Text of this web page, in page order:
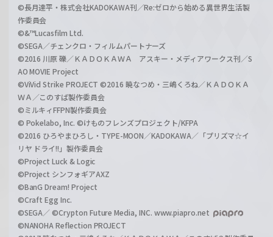
©長月達平・株式会社KADOKAWA刊／Re:ゼロから始める異世界生活製
作委員会
©&™Lucasfilm Ltd.
©SEGA／チェンクロ・フィルムパートナーズ
©2016 川原 礫／ＫＡＤＯＫＡＷＡ アスキー・メディアワークス刊／S
AO MOVIE Project
©ViVid Strike PROJECT ©2016 暁なつめ・三嶋くろね／ＫＡＤＯＫＡ
ＷＡ／このすば製作委員会
©ミルキィFFPN製作委員会
© Pokelabo, Inc. ©けものフレンズプロジェクト/KFPA
©2016 ひろやまひろし・TYPE-MOON／KADOKAWA／「プリズマ☆イ
リヤ ドライ!!」製作委員会
©Project Luck & Logic
©Project シンフォギアAXZ
©BanG Dream! Project
©Craft Egg Inc.
©SEGA／ ©Crypton Future Media, INC. www.piapro.net
©NANOHA Reflection PROJECT